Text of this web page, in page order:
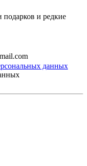
и редкие
данных